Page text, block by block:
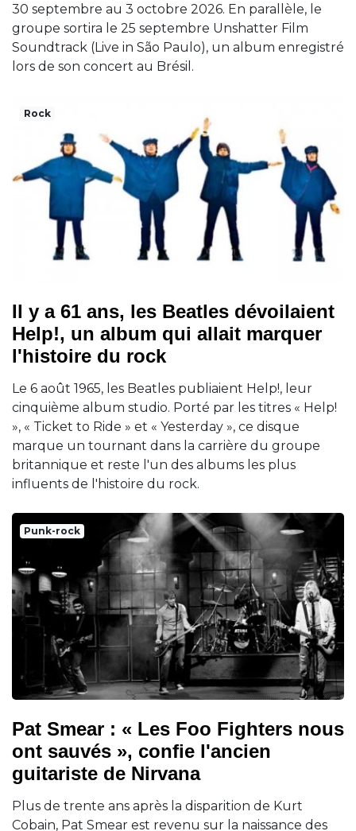
30 septembre au 3 octobre 2026. En parallèle, le
groupe sortira le 25 septembre Unshatter Film
Soundtrack (Live in São Paulo), un album enregistré
lors de son concert au Brésil.
Rock
Il y a 61 ans, les Beatles dévoilaient
Help!, un album qui allait marquer
l'histoire du rock
Le 6 août 1965, les Beatles publiaient Help!, leur
cinquième album studio. Porté par les titres « Help!
», « Ticket to Ride » et « Yesterday », ce disque
marque un tournant dans la carrière du groupe
britannique et reste l'un des albums les plus
influents de l'histoire du rock.
Punk-rock
Pat Smear : « Les Foo Fighters nous
ont sauvés », confie l'ancien
guitariste de Nirvana
Plus de trente ans après la disparition de Kurt
Cobain, Pat Smear est revenu sur la naissance des